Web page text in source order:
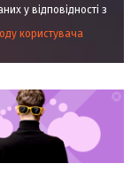
у відповідності з
користувача